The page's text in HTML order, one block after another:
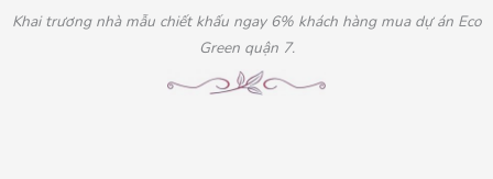
Khai trương nhà mẫu chiết khấu ngay 6% khách hàng mua dự án Eco
Green quận 7.